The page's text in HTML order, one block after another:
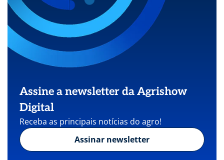
Assine a newsletter da Agrishow
Digital
Receba as principais notícias do agro!
Assinar newsletter